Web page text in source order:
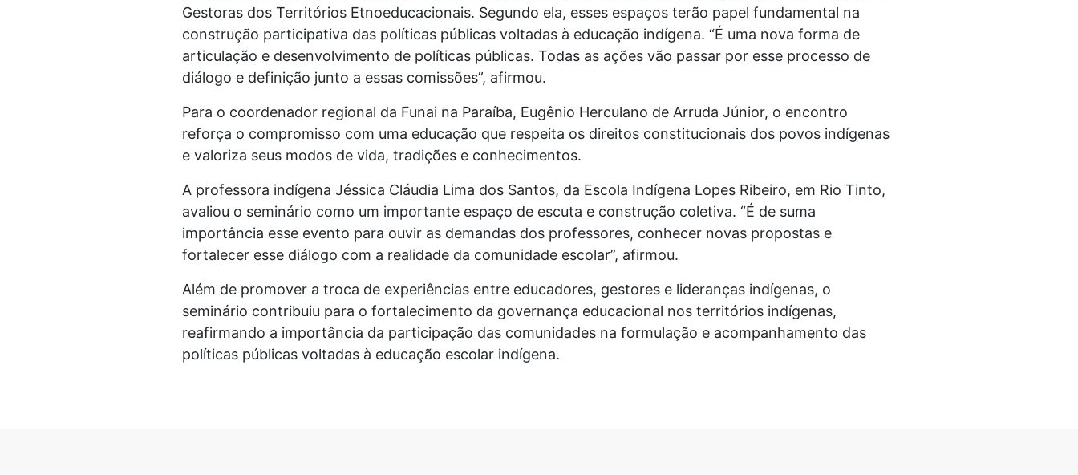
Gestoras dos Territórios Etnoeducacionais. Segundo ela, esses espaços terão papel fundamental na
construção participativa das políticas públicas voltadas à educação indígena. “É uma nova forma de
articulação e desenvolvimento de políticas públicas. Todas as ações vão passar por esse processo de
diálogo e definição junto a essas comissões”, afirmou.
Para o coordenador regional da Funai na Paraíba, Eugênio Herculano de Arruda Júnior, o encontro
reforça o compromisso com uma educação que respeita os direitos constitucionais dos povos indígenas
e valoriza seus modos de vida, tradições e conhecimentos.
A professora indígena Jéssica Cláudia Lima dos Santos, da Escola Indígena Lopes Ribeiro, em Rio Tinto,
avaliou o seminário como um importante espaço de escuta e construção coletiva. “É de suma
importância esse evento para ouvir as demandas dos professores, conhecer novas propostas e
fortalecer esse diálogo com a realidade da comunidade escolar”, afirmou.
Além de promover a troca de experiências entre educadores, gestores e lideranças indígenas, o
seminário contribuiu para o fortalecimento da governança educacional nos territórios indígenas,
reafirmando a importância da participação das comunidades na formulação e acompanhamento das
políticas públicas voltadas à educação escolar indígena.